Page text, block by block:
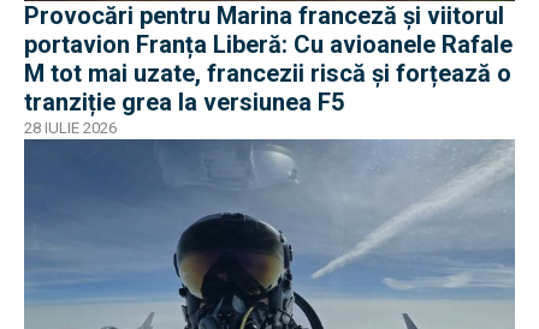
Provocări pentru Marina franceză și viitorul
portavion Franța Liberă: Cu avioanele Rafale
M tot mai uzate, francezii riscă și forțează o
tranziție grea la versiunea F5
28 IULIE 2026